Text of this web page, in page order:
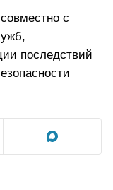
с
последствий